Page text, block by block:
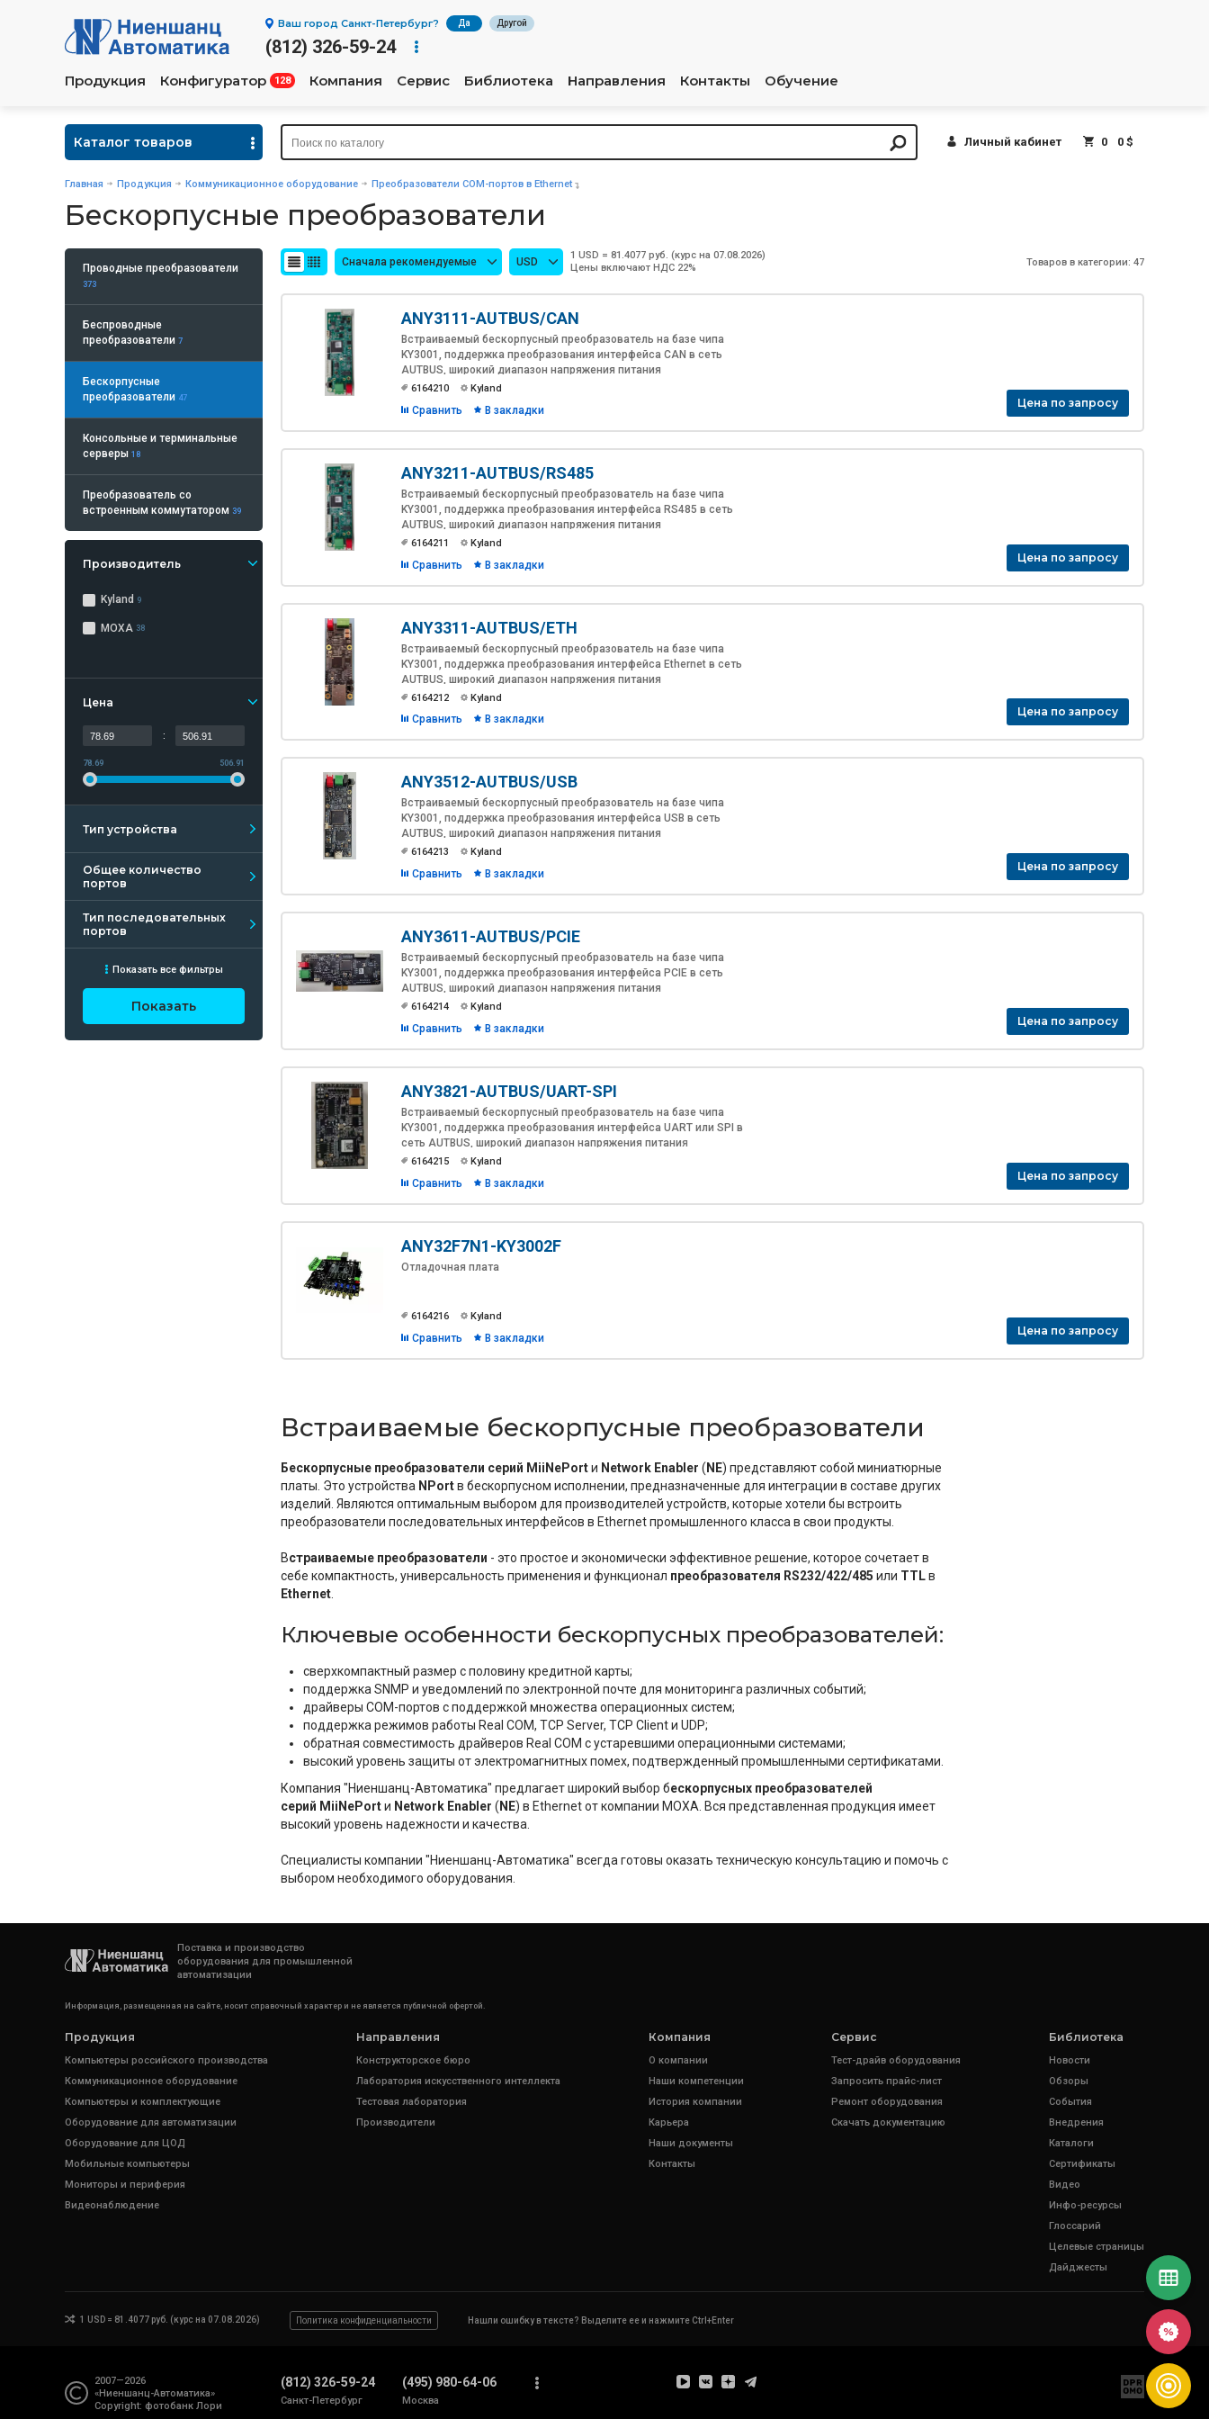
Ваш город Санкт-Петербург? Да Другой
(812) 326-59-24
Продукция Конфигуратор 128 Компания Сервис Библиотека Направления Контакты Обучение
Каталог товаров Личный кабинет 0 0 $
Главная Продукция Коммуникационное оборудование Преобразователи COM-портов в Ethernet
Бескорпусные преобразователи
Проводные преобразователи
373
Беспроводные
преобразователи 7
Бескорпусные
преобразователи 47
Консольные и терминальные
серверы 18
Преобразователь со
встроенным коммутатором 39
Производитель
Kyland 9
MOXA 38
Цена
:
78.69 506.91
Тип устройства
Общее количество
портов
Тип последовательных
портов
Показать все фильтры
Показать
Сначала рекомендуемые USD
1 USD = 81.4077 руб. (курс на 07.08.2026)
Цены включают НДС 22%
Товаров в категории: 47
ANY3111-AUTBUS/CAN
Встраиваемый бескорпусный преобразователь на базе чипа
KY3001, поддержка преобразования интерфейса CAN в сеть
AUTBUS, широкий диапазон напряжения питания
6164210 Kyland
Сравнить В закладки
Цена по запросу
ANY3211-AUTBUS/RS485
Встраиваемый бескорпусный преобразователь на базе чипа
KY3001, поддержка преобразования интерфейса RS485 в сеть
AUTBUS, широкий диапазон напряжения питания
6164211 Kyland
Сравнить В закладки
Цена по запросу
ANY3311-AUTBUS/ETH
Встраиваемый бескорпусный преобразователь на базе чипа
KY3001, поддержка преобразования интерфейса Ethernet в сеть
AUTBUS, широкий диапазон напряжения питания
6164212 Kyland
Сравнить В закладки
Цена по запросу
ANY3512-AUTBUS/USB
Встраиваемый бескорпусный преобразователь на базе чипа
KY3001, поддержка преобразования интерфейса USB в сеть
AUTBUS, широкий диапазон напряжения питания
6164213 Kyland
Сравнить В закладки
Цена по запросу
ANY3611-AUTBUS/PCIE
Встраиваемый бескорпусный преобразователь на базе чипа
KY3001, поддержка преобразования интерфейса PCIE в сеть
AUTBUS, широкий диапазон напряжения питания
6164214 Kyland
Сравнить В закладки
Цена по запросу
ANY3821-AUTBUS/UART-SPI
Встраиваемый бескорпусный преобразователь на базе чипа
KY3001, поддержка преобразования интерфейса UART или SPI в
сеть AUTBUS, широкий диапазон напряжения питания
6164215 Kyland
Сравнить В закладки
Цена по запросу
ANY32F7N1-KY3002F
Отладочная плата
6164216 Kyland
Сравнить В закладки
Цена по запросу
Встраиваемые бескорпусные преобразователи
Бескорпусные преобразователи серий MiiNePortи Network Enabler ( NE) представляют собой миниатюрные
платы. Это устройства NPortв бескорпусном исполнении, предназначенные для интеграции в составе других
изделий. Являются оптимальным выбором для производителей устройств, которые хотели бы встроить
преобразователи последовательных интерфейсов в Ethernet промышленного класса в свои продукты.
Встраиваемые преобразователи - это простое и экономически эффективное решение, которое сочетает в
себе компактность, универсальность применения и функционал преобразователя RS232/422/485 или TTLв
Ethernet
Ключевые особенности бескорпусных преобразователей:
сверхкомпактный размер с половину кредитной карты;
поддержка SNMP и уведомлений по электронной почте для мониторинга различных событий;
драйверы COM-портов с поддержкой множества операционных систем;
поддержка режимов работы Real COM, TCP Server, TCP Client и UDP;
обратная совместимость драйверов Real COM с устаревшими операционными системами;
высокий уровень защиты от электромагнитных помех, подтвержденный промышленными сертификатами.
Компания "Ниеншанц-Автоматика" предлагает широкий выбор бескорпусных преобразователей
серий MiiNePortи Network Enabler ( NE) в Ethernet от компании MOXA. Вся представленная продукция имеет
высокий уровень надежности и качества.
Специалисты компании "Ниеншанц-Автоматика" всегда готовы оказать техническую консультацию и помочь с
выбором необходимого оборудования.
Поставка и производство
оборудования для промышленной
автоматизации
Информация, размещенная на сайте, носит справочный характер и не является публичной офертой.
Продукция
Компьютеры российского производства
Коммуникационное оборудование
Компьютеры и комплектующие
Оборудование для автоматизации
Оборудование для ЦОД
Мобильные компьютеры
Мониторы и периферия
Видеонаблюдение
Направления
Конструкторское бюро
Лаборатория искусственного интеллекта
Тестовая лаборатория
Производители
Компания
О компании
Наши компетенции
История компании
Карьера
Наши документы
Контакты
Сервис
Тест-драйв оборудования
Запросить прайс-лист
Ремонт оборудования
Скачать документацию
Библиотека
Новости
Обзоры
События
Внедрения
Каталоги
Сертификаты
Видео
Инфо-ресурсы
Глоссарий
Целевые страницы
Дайджесты
1 USD = 81.4077 руб. (курс на 07.08.2026) Политика конфиденциальности Нашли ошибку в тексте? Выделите ее и нажмите Ctrl+Enter
2007—2026
«Ниеншанц-Автоматика»
Copyright: фотобанк Лори
(812) 326-59-24
Санкт-Петербург
(495) 980-64-06
Москва